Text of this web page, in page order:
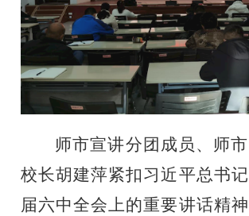
师市宣讲分 团成员、 师
校长胡建萍紧扣习近平总书
届六中全会上的重要讲话精